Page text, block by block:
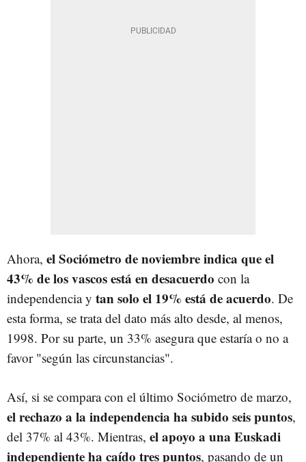
Ahora, el Sociómetro de noviembre indica que el
43% de los vascos está en desacuerdo con la
independencia y tan solo el 19% está de acuerdo. De
esta forma, se trata del dato más alto desde, al menos,
1998. Por su parte, un 33% asegura que estaría o no a
favor "según las circunstancias".
Así, si se compara con el último Sociómetro de marzo,
el rechazo a la independencia ha subido seis puntos,
del 37% al 43%. Mientras, el apoyo a una Euskadi
independiente ha caído tres puntos, pasando de un